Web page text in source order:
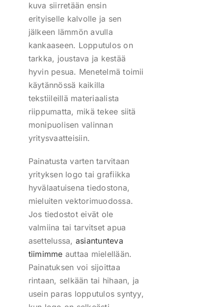
kuva siirretään ensin
erityiselle kalvolle ja sen
jälkeen lämmön avulla
kankaaseen. Lopputulos on
tarkka, joustava ja kestää
hyvin pesua. Menetelmä toimii
käytännössä kaikilla
tekstiileillä materiaalista
riippumatta, mikä tekee siitä
monipuolisen valinnan
yritysvaatteisiin.
Painatusta varten tarvitaan
yrityksen logo tai grafiikka
hyvälaatuisena tiedostona,
mieluiten vektorimuodossa.
Jos tiedostot eivät ole
valmiina tai tarvitset apua
asettelussa, asiantunteva
tiimimme auttaa mielellään.
Painatuksen voi sijoittaa
rintaan, selkään tai hihaan, ja
usein paras lopputulos syntyy,